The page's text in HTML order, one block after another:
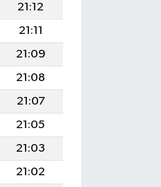
21:12
21:11
21:09
21:08
21:07
21:05
21:03
21:02